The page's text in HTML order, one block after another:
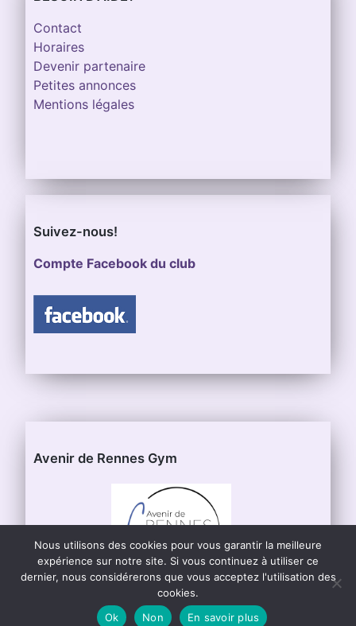
Contact
Horaires
Devenir partenaire
Petites annonces
Mentions légales
Suivez-nous!
Compte Facebook du club
Avenir de Rennes Gym
Nous utilisons des cookies pour vous garantir la meilleure
expérience sur notre site. Si vous continuez à utiliser ce
dernier, nous considérerons que vous acceptez l'utilisation des
cookies.
Ok
Non En savoir plus